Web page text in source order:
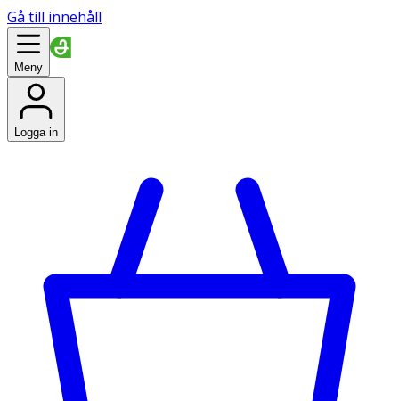
Gå till innehåll
Meny
Logga in